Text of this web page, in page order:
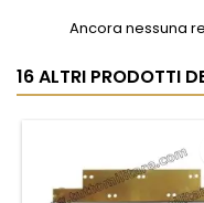
Ancora nessuna
16 ALTRI PRODOTTI